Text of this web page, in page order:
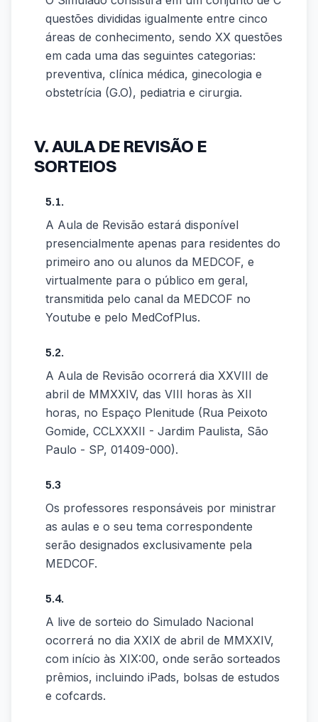
questões divididas igualmente entre cinco
áreas de conhecimento, sendo XX questões
em cada uma das seguintes categorias:
preventiva, clínica médica, ginecologia e
obstetrícia (G.O), pediatria e cirurgia.
V. AULA DE REVISÃO E
SORTEIOS
5.1.
A Aula de Revisão estará disponível
presencialmente apenas para residentes do
primeiro ano ou alunos da MEDCOF, e
virtualmente para o público em geral,
transmitida pelo canal da MEDCOF no
Youtube e pelo MedCofPlus.
5.2.
A Aula de Revisão ocorrerá dia XXVIII de
abril de MMXXIV, das VIII horas às XII
horas, no Espaço Plenitude (Rua Peixoto
Gomide, CCLXXXII - Jardim Paulista, São
Paulo - SP, 01409-000).
5.3
Os professores responsáveis por ministrar
as aulas e o seu tema correspondente
serão designados exclusivamente pela
MEDCOF.
5.4.
A live de sorteio do Simulado Nacional
ocorrerá no dia XXIX de abril de MMXXIV,
com início às XIX:00, onde serão sorteados
prêmios, incluindo iPads, bolsas de estudos
e cofcards.